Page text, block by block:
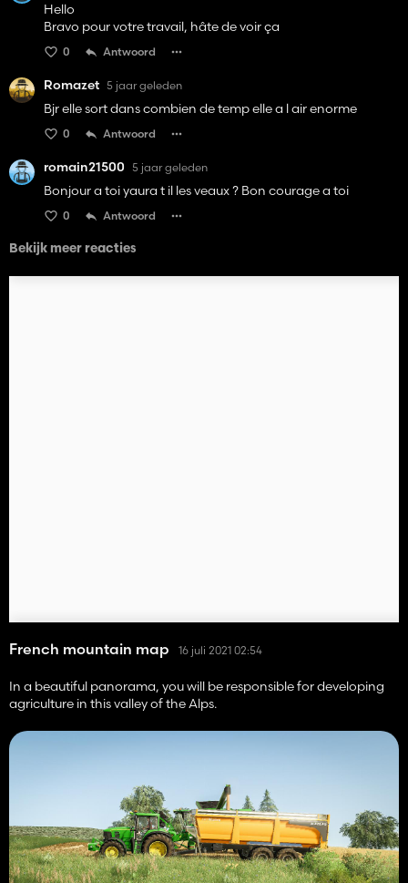
Hello
Bravo pour votre travail, hâte de voir ça
0 Antwoord
Romazet 5 jaar geleden
Bjr elle sort dans combien de temp elle a l air enorme
0 Antwoord
romain21500 5 jaar geleden
Bonjour a toi yaura t il les veaux ? Bon courage a toi
0 Antwoord
Bekijk meer reacties
French mountain map 16 juli 2021 02:54
In a beautiful panorama, you will be responsible for developing
agriculture in this valley of the Alps.